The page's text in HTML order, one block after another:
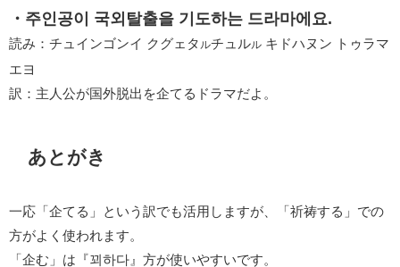
・주인공이 국외탈출을 기도하는 드라마에요.
読み：チュインゴンイ クグェタ ルチュルル キドハヌン トゥラマ
エヨ
訳：主人公が国外脱出を企てるドラマだよ。
あとがき
一応「企てる」という訳でも活用しますが、「祈祷する」での
方がよく使われます。
「企む」は『꾀하다』方が使いやすいです。